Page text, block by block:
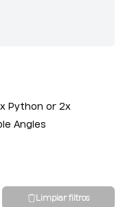
Python or 2x
Angles
Limpiar filtros